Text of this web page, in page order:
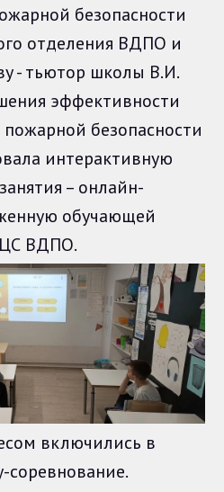
безопасности
отделения ВДПО и
- тьютор школы В.И.
эффективности
безопасности
интерактивную
– онлайн-
обучающей
ВДПО.
включились в
соревнование.